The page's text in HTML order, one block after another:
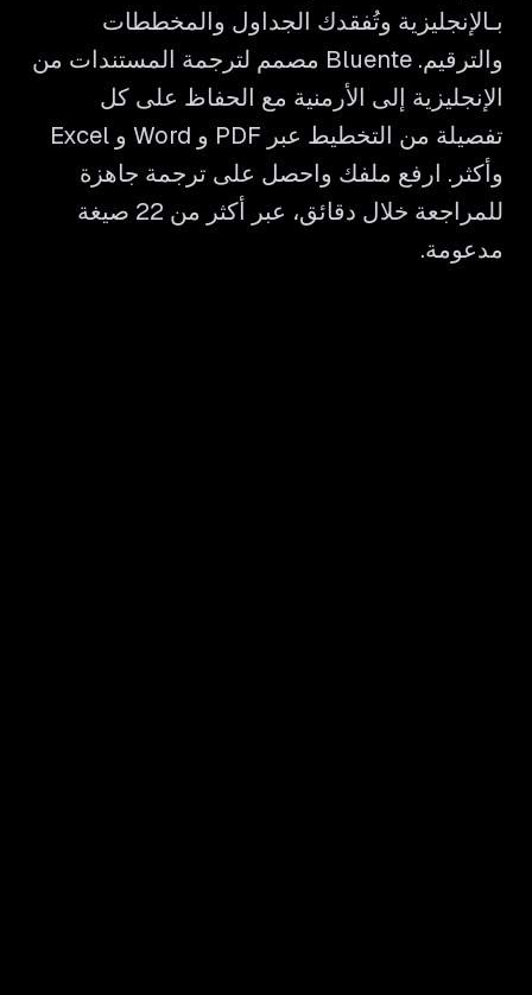
بـالإنجليزية وتُفقدك الجداول والمخططات
والترقيم. Bluente مصمم لترجمة المستندات من
الإنجليزية إلى الأرمنية مع الحفاظ على كل
تفصيلة من التخطيط عبر PDF و Word و Excel
وأكثر. ارفع ملفك واحصل على ترجمة جاهزة
للمراجعة خلال دقائق، عبر أكثر من 22 صيغة
مدعومة.